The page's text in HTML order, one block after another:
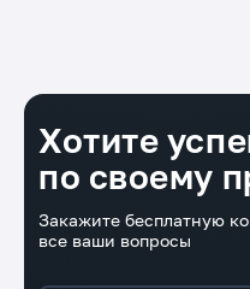
Хотите
по своему
Закажите бесплатную
все ваши вопросы